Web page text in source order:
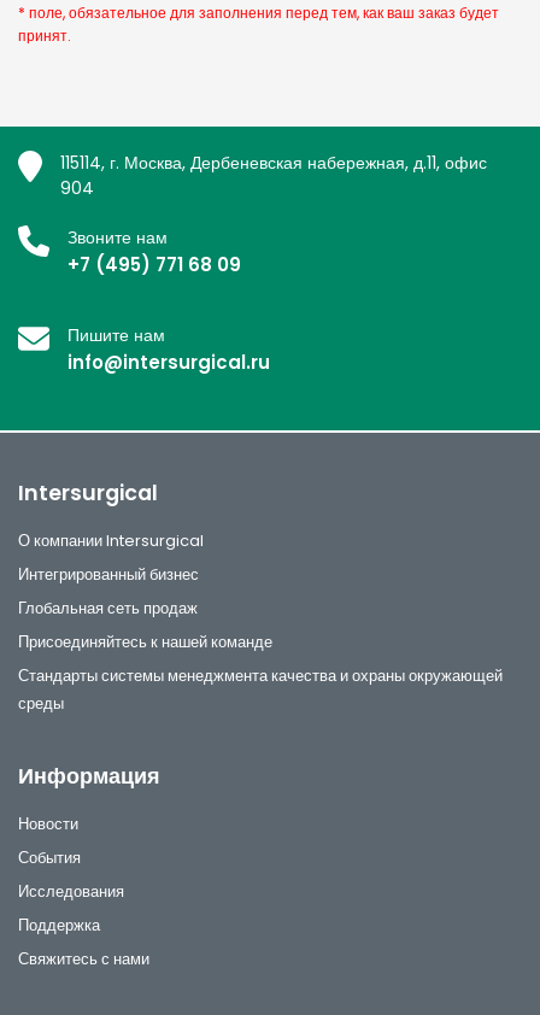
* поле, обязательное для заполнения перед тем, как ваш заказ будет
принят.
115114, г. Москва, Дербеневская набережная, д.11, офис
904
Звоните нам
+7 (495) 771 68 09
Пишите нам
info@intersurgical.ru
Intersurgical
О компании Intersurgical
Интегрированный бизнес
Глобальная сеть продаж
Присоединяйтесь к нашей команде
Стандарты системы менеджмента качества и охраны окружающей
среды
Информация
Новости
События
Исследования
Поддержка
Свяжитесь с нами